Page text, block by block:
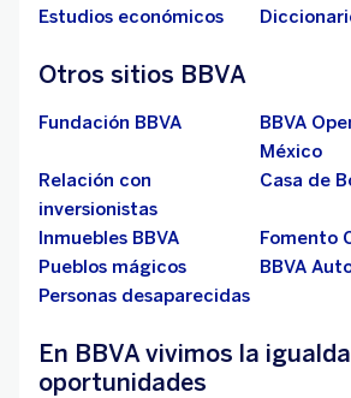
Estudios económicos
Otros sitios BBVA
Fundación BBVA
BBVA
México
Relación con
inversionistas
Casa de
Inmuebles BBVA
Fomento
Pueblos mágicos
BBVA
Personas desaparecidas
En BBVA vivimos la
oportunidades